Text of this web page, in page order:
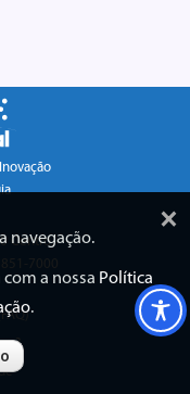
Centro
×
navegação.
a nossa Política
.